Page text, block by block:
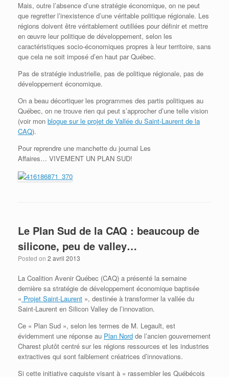
Mais, outre l’absence d’une stratégie économique, on ne peut
que regretter l’inexistence d’une véritable politique régionale. Les
régions doivent être véritablement outillées pour définir et mettre
en œuvre leur politique de développement, selon les
caractéristiques socio-économiques propres à leur territoire, sans
que cela ne soit imposé d’en haut par Québec.
Pas de stratégie industrielle, pas de politique régionale, pas de
développement économique.
On a beau décortiquer les programmes des partis politiques au
Québec, on ne trouve rien qui peut s’approcher d’une telle vision
(voir mon blogue sur le projet de Vallée du Saint-Laurent de la
CAQ).
Pour reprendre une manchette du journal Les
Affaires… VIVEMENT UN PLAN SUD!
Le Plan Sud de la CAQ : beaucoup de
silicone, peu de valley…
Posted on 2 avril 2013
La Coalition Avenir Québec (CAQ) a présenté la semaine
dernière sa stratégie de développement économique baptisée
« Projet Saint-Laurent », destinée à transformer la vallée du
Saint-Laurent en Silicon Valley de l’innovation.
Ce « Plan Sud », selon les termes de M. Legault, est
évidemment une réponse au Plan Nord de l’ancien gouvernement
Charest plutôt centré sur les régions ressources et les industries
extractives qui sont faiblement créatrices d’innovations.
Si cette initiative caquiste visant à « rassembler les Québécois